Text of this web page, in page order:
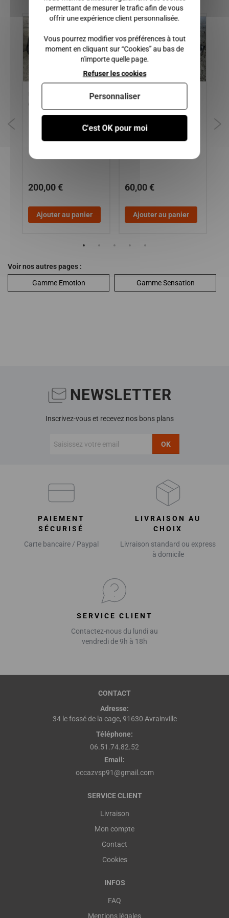
PARE CHOC AVANT AIXAM
CROSSLINE GAMME VISION
200,00 €
Ajouter au panier
CALANDRE CHROMEE
CROSSLINE, CROSSOVER
GAMME VISION
60,00 €
Ajouter au panier
Voir nos autres pages :
Gamme Emotion
Gamme Sensation
NEWSLETTER
Inscrivez-vous et recevez nos bons plans
OK
PAIEMENT
SÉCURISÉ
Carte bancaire / Paypal
LIVRAISON AU
CHOIX
Livraison standard ou express
à domicile
SERVICE CLIENT
Contactez-nous du lundi au
vendredi de 9h à 18h
CONTACT
Adresse:
34 le fossé de la cage, 91630 Avrainville
Téléphone:
06.51.74.82.52
Email:
occazvsp91@gmail.com
SERVICE CLIENT
Livraison
Mon compte
Contact
Cookies
INFOS
FAQ
Mentions légales
permettant de mesurer le trafic afin de vous
offrir une expérience client personnalisée.
Vous pourrez modifier vos préférences à tout
moment en cliquant sur “Cookies” au bas de
n'importe quelle page.
C'est OK pour moi
Refuser les cookies
Personnaliser